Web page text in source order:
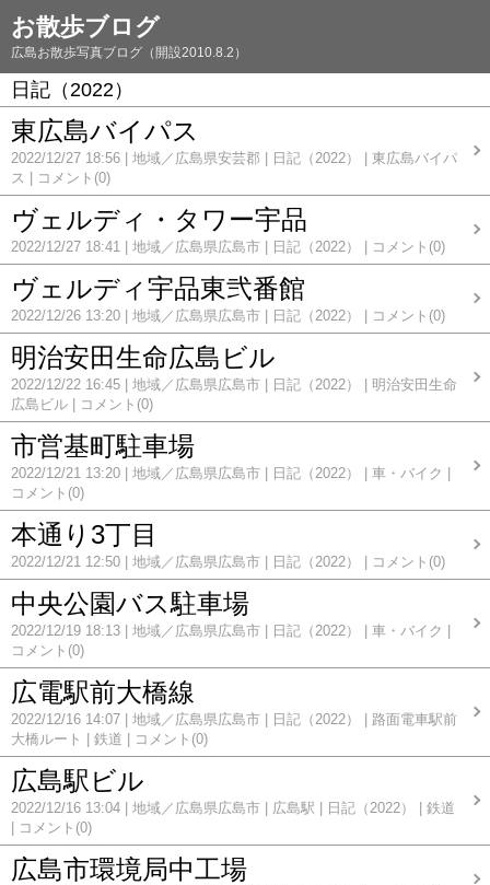
お散歩ブログ
広島お散歩写真ブログ（開設2010.8.2）
日記（2022）
東広島バイパス
2022/12/27 18:56 地域／広島県安芸郡 日記（2022）
東広島バイパ
ス
コメント(0)
ヴェルディ・タワー宇品
2022/12/27 18:41 地域／広島県広島市 日記（2022） コメント(0)
ヴェルディ宇品東弐番館
2022/12/26 13:20 地域／広島県広島市 日記（2022） コメント(0)
明治安田生命広島ビル
2022/12/22 16:45 地域／広島県広島市 日記（2022）
明治安田生命
広島ビル
コメント(0)
市営基町駐車場
2022/12/21 13:20 地域／広島県広島市 日記（2022）
車・バイク
コメント(0)
本通り3丁目
2022/12/21 12:50 地域／広島県広島市 日記（2022） コメント(0)
中央公園バス駐車場
2022/12/19 18:13 地域／広島県広島市 日記（2022）
車・バイク
コメント(0)
広電駅前大橋線
2022/12/16 14:07 地域／広島県広島市 日記（2022）
路面電車駅前
大橋ルート
鉄道 コメント(0)
広島駅ビル
2022/12/16 13:04 地域／広島県広島市 広島駅 日記（2022）
鉄道
コメント(0)
広島市環境局中工場